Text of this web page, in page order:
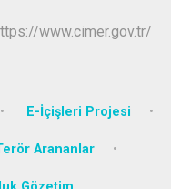
E-İçişleri Projesi
Arananlar